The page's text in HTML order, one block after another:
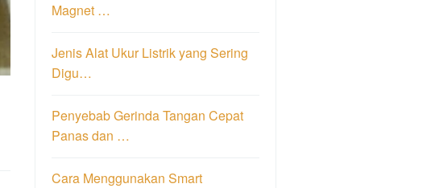
Magnet …
Jenis Alat Ukur Listrik yang Sering
Digu…
Penyebab Gerinda Tangan Cepat
Panas dan …
Cara Menggunakan Smart